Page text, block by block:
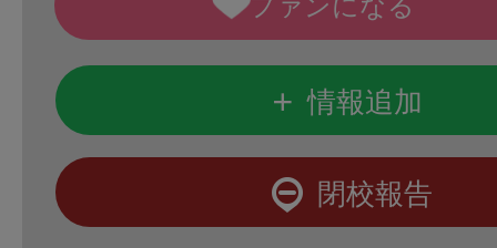
+ 情報追加
閉校報告